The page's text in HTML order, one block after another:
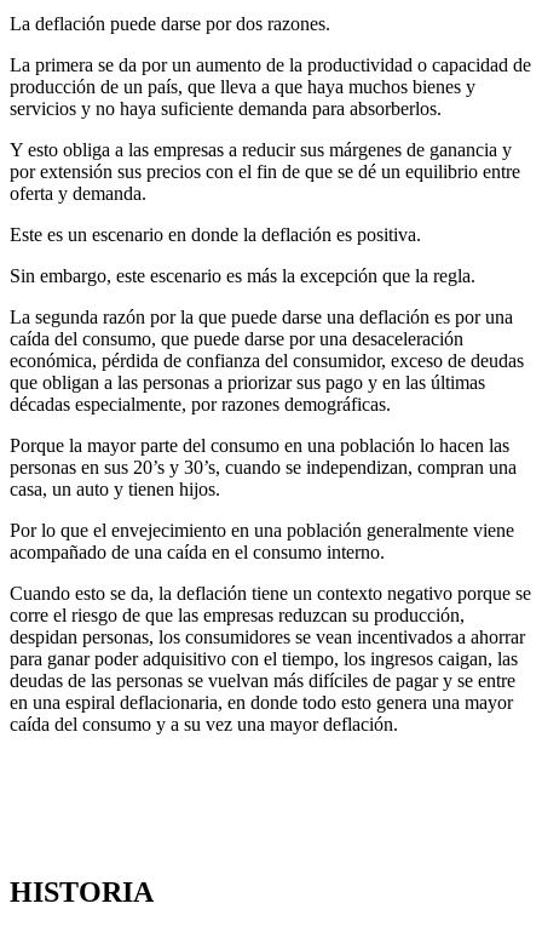
La deflación puede darse por dos razones.
La primera se da por un aumento de la productividad o capacidad de
producción de un país, que lleva a que haya muchos bienes y
servicios y no haya suficiente demanda para absorberlos.
Y esto obliga a las empresas a reducir sus márgenes de ganancia y
por extensión sus precios con el fin de que se dé un equilibrio entre
oferta y demanda.
Este es un escenario en donde la deflación es positiva.
Sin embargo, este escenario es más la excepción que la regla.
La segunda razón por la que puede darse una deflación es por una
caída del consumo, que puede darse por una desaceleración
económica, pérdida de confianza del consumidor, exceso de deudas
que obligan a las personas a priorizar sus pago y en las últimas
décadas especialmente, por razones demográficas.
Porque la mayor parte del consumo en una población lo hacen las
personas en sus 20’s y 30’s, cuando se independizan, compran una
casa, un auto y tienen hijos.
Por lo que el envejecimiento en una población generalmente viene
acompañado de una caída en el consumo interno.
Cuando esto se da, la deflación tiene un contexto negativo porque se
corre el riesgo de que las empresas reduzcan su producción,
despidan personas, los consumidores se vean incentivados a ahorrar
para ganar poder adquisitivo con el tiempo, los ingresos caigan, las
deudas de las personas se vuelvan más difíciles de pagar y se entre
en una espiral deflacionaria, en donde todo esto genera una mayor
caída del consumo y a su vez una mayor deflación.
HISTORIA